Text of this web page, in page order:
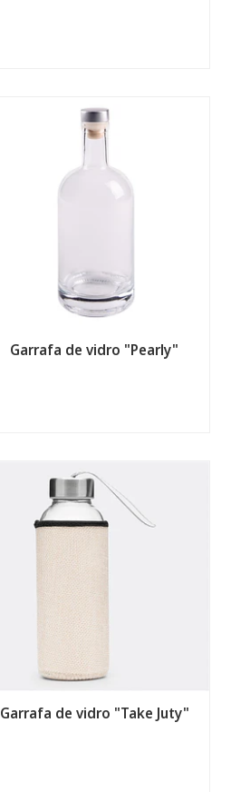
Garrafa de vidro "Pearly"
Garrafa de vidro "Take Juty"